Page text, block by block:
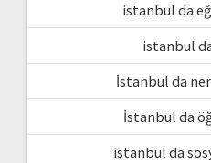
istanbul da
istanbul
İstanbul da
İstanbul da
istanbul da